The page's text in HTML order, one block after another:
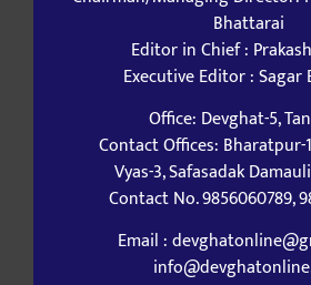
Bhattarai
Editor in Chief :
Executive Editor : Sagar
Office: Devghat-5,
Contact Offices: Bharatpur-
Vyas-3, Safasadak
Contact No. 9856060789,
Email :